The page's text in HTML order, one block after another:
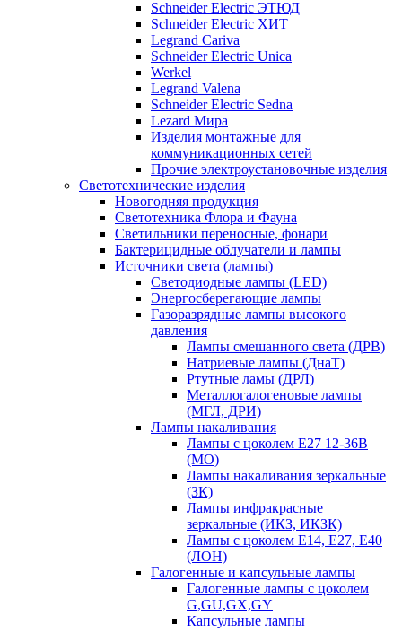
Schneider Electric ЭТЮД
Schneider Electric ХИТ
Legrand Cariva
Schneider Electric Unica
Werkel
Legrand Valena
Schneider Electric Sedna
Lezard Мира
Изделия монтажные для
коммуникационных сетей
Прочие электроустановочные изделия
Светотехнические изделия
Новогодняя продукция
Светотехника Флора и Фауна
Светильники переносные, фонари
Бактерицидные облучатели и лампы
Источники света (лампы)
Светодиодные лампы (LED)
Энергосберегающие лампы
Газоразрядные лампы высокого
давления
Лампы смешанного света (ДРВ)
Натриевые лампы (ДнаТ)
Ртутные ламы (ДРЛ)
Металлогалогеновые лампы
(МГЛ, ДРИ)
Лампы накаливания
Лампы с цоколем Е27 12-36В
(МО)
Лампы накаливания зеркальные
(ЗК)
Лампы инфракрасные
зеркальные (ИКЗ, ИКЗК)
Лампы с цоколем Е14, Е27, Е40
(ЛОН)
Галогенные и капсульные лампы
Галогенные лампы с цоколем
G,GU,GX,GY
Капсульные лампы